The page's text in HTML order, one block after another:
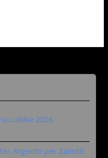
2026
Argento per Zanotti